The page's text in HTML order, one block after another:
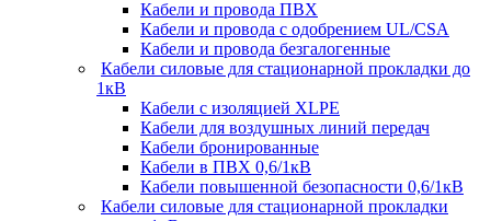
Кабели и провода ПВХ
Кабели и провода с одобрением UL/CSA
Кабели и провода безгалогенные
Кабели силовые для стационарной прокладки до
1кВ
Кабели c изоляцией XLPE
Кабели для воздушных линий передач
Кабели бронированные
Кабели в ПВХ 0,6/1кВ
Кабели повышенной безопасности 0,6/1кВ
Кабели силовые для стационарной прокладки